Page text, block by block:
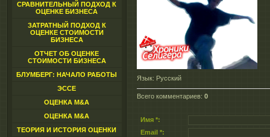
СРАВНИТЕЛЬНЫЙ ПОДХОД К
ОЦЕНКЕ БИЗНЕСА
ЗАТРАТНЫЙ ПОДХОД К
ОЦЕНКЕ СТОИМОСТИ
БИЗНЕСА
ОТЧЕТ ОБ ОЦЕНКЕ
СТОИМОСТИ БИЗНЕСА
БЛУМБЕРГ: НАЧАЛО РАБОТЫ
ЭССЕ
ОЦЕНКА M&A
ОЦЕНКА M&A
ТЕОРИЯ И ИСТОРИЯ ОЦЕНКИ
Язык: Русский
Всего комментариев: 0
Имя *:
Email *: